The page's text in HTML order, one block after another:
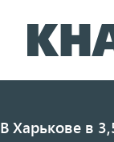
В Харькове в